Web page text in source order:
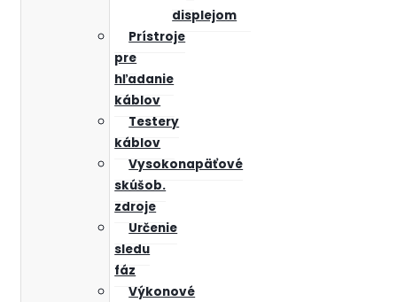
displejom
Prístroje
pre
hľadanie
káblov
Testery
káblov
Vysokonapäťové
skúšob.
zdroje
Určenie
sledu
fáz
Výkonové